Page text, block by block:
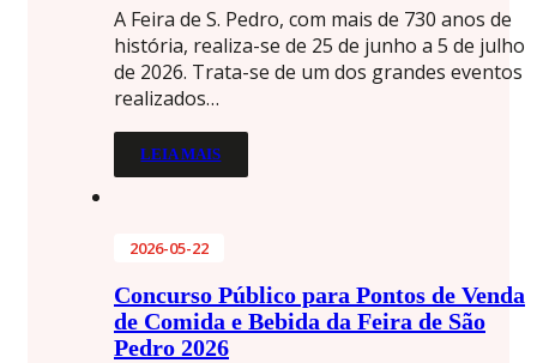
A Feira de S. Pedro, com mais de 730 anos de
história, realiza-se de 25 de junho a 5 de julho
de 2026. Trata-se de um dos grandes eventos
realizados…
LEIA MAIS
2026-05-22
Concurso Público para Pontos de Venda
de Comida e Bebida da Feira de São
Pedro 2026